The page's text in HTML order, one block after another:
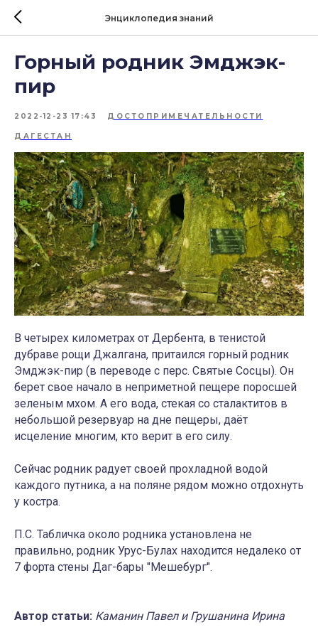
Энциклопедия знаний
Горный родник Эмджэк-
пир
2022-12-23 17:43 ДОСТОПРИМЕЧАТЕЛЬНОСТИ
ДАГЕСТАН
В четырех километрах от Дербента, в тенистой
дубраве рощи Джалгана, притаился горный родник
Эмджэк-пир (в переводе с перс. Святые Сосцы). Он
берет свое начало в неприметной пещере поросшей
зеленым мхом. А его вода, стекая со сталактитов в
небольшой резервуар на дне пещеры, даёт
исцеление многим, кто верит в его силу.
Сейчас родник радует своей прохладной водой
каждого путника, а на поляне рядом можно отдохнуть
у костра.
П.С. Табличка около родника установлена не
правильно, родник Урус-Булах находится недалеко от
7 форта стены Даг-бары "Мешебург".
Автор статьи: Каманин Павел и Грушанина Ирина